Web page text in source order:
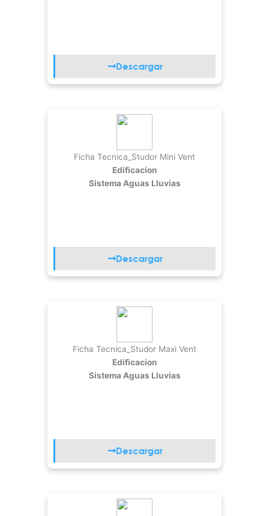
Descargar
Ficha Tecnica_Studor Mini Vent
Edificacion
Sistema Aguas Lluvias
Descargar
Ficha Tecnica_Studor Maxi Vent
Edificacion
Sistema Aguas Lluvias
Descargar